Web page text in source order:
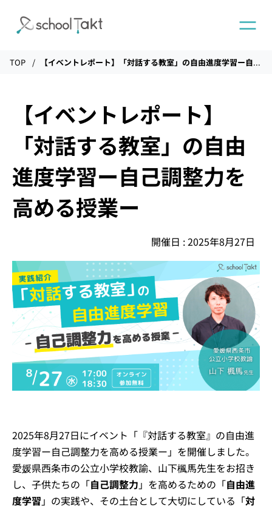
機能
タクトAI
導入事例
導入実績
イベント・セミナー
お知らせ
よくある質問
TOP 【イベントレポート】「対話する教室」の自由進度学習ー自己調整力を高める授業ー
【イベントレポート】
「対話する教室」の自由
進度学習ー自己調整力を
高める授業ー
開催日 : 2025年8月27日
2025年8月27日にイベント「『対話する教室』の自由進
度学習ー自己調整力を高める授業ー」を開催しました。
愛媛県西条市の公立小学校教諭、山下楓馬先生をお招き
し、 子供たちの「自己調整力 」を高めるための「自由進
度学習 」の実践や、その土台として大切にしている「対